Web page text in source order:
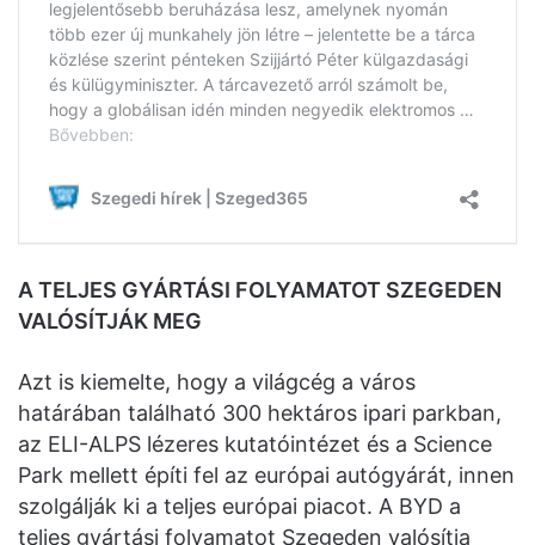
A TELJES GYÁRTÁSI FOLYAMATOT SZEGEDEN
VALÓSÍTJÁK MEG
Azt is kiemelte, hogy a világcég a város
határában található 300 hektáros ipari parkban,
az ELI-ALPS lézeres kutatóintézet és a Science
Park mellett építi fel az európai autógyárát, innen
szolgálják ki a teljes európai piacot. A BYD a
teljes gyártási folyamatot Szegeden valósítja